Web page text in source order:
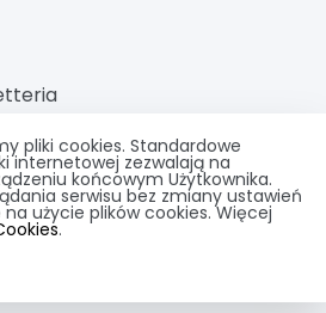
pliki cookies. Standardowe
internetowej zezwalają na
końcowym Użytkownika.
serwisu bez zmiany ustawień
użycie plików cookies. Więcej
.